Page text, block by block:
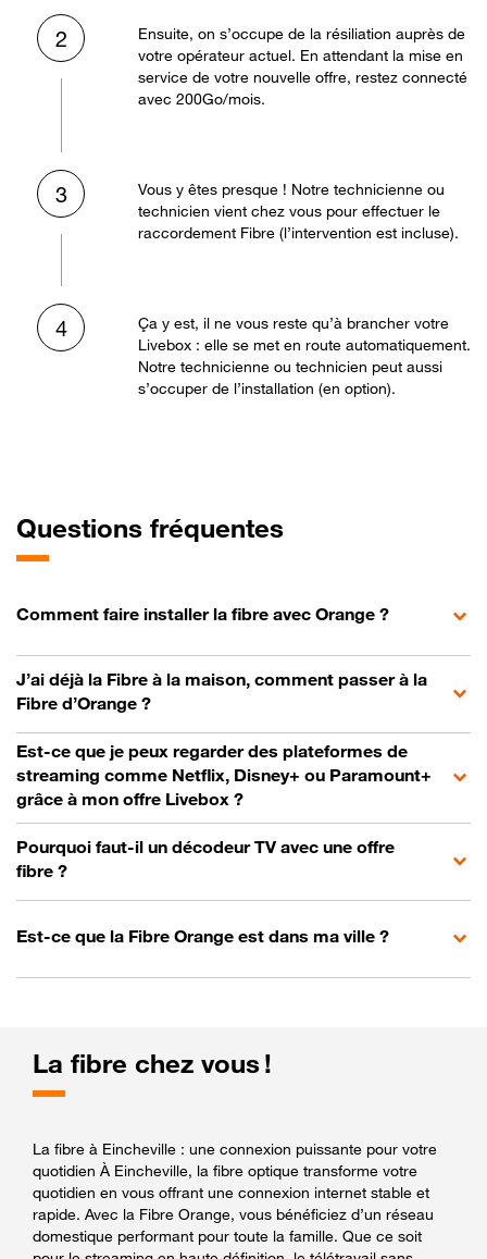
2
Ensuite, on s’occupe de la résiliation auprès de
votre opérateur actuel. En attendant la mise en
service de votre nouvelle offre, restez connecté
avec 200Go/mois.
3
Vous y êtes presque ! Notre technicienne ou
technicien vient chez vous pour effectuer le
raccordement Fibre (l’intervention est incluse).
4
Ça y est, il ne vous reste qu’à brancher votre
Livebox : elle se met en route automatiquement.
Notre technicienne ou technicien peut aussi
s’occuper de l’installation (en option).
Questions fréquentes
Comment faire installer la fibre avec Orange ?
J’ai déjà la Fibre à la maison, comment passer à la
Fibre d’Orange ?
Est-ce que je peux regarder des plateformes de
streaming comme Netflix, Disney+ ou Paramount+
grâce à mon offre Livebox ?
Pourquoi faut-il un décodeur TV avec une offre
fibre ?
Est-ce que la Fibre Orange est dans ma ville ?
La fibre chez vous !
La fibre à Eincheville : une connexion puissante pour votre
quotidien À Eincheville, la fibre optique transforme votre
quotidien en vous offrant une connexion internet stable et
rapide. Avec la Fibre Orange, vous bénéficiez d’un réseau
domestique performant pour toute la famille. Que ce soit